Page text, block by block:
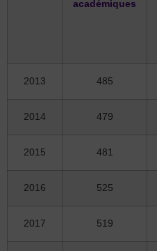
académiques
2013 485
2014 479
2015 481
2016 525
2017 519